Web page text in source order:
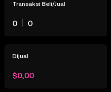
Transaksi Beli/Jual
0 0
Dijual
$0,00